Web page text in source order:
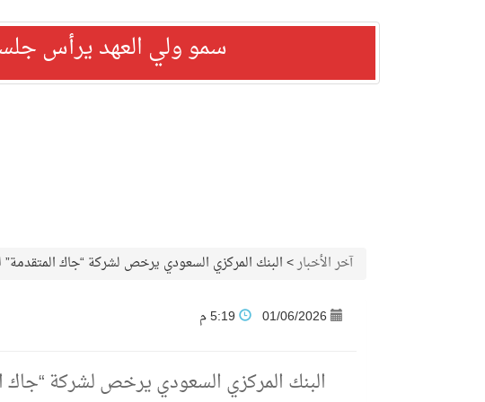
سمو ولي العهد يرأس
آخر الأخبار>البنك المركزي السعودي يرخص لشركة “جاك المتقدمة”
01/06/2026
البنك المركزي السعودي يرخص لشركة “جاك